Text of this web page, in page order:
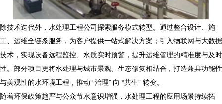
除技术迭代外，水处理工程公司探索服务模式转型。通过整合设计、施
工、运维全链条服务，为客户提供一站式解决方案；引入物联网与大数据
技术，实现设备远程监控、水质实时预警，提升运维管理的精准度与及时
性。部分项目更将水处理与城市景观、生态修复相结合，打造兼具功能性
与美观性的水环境工程，推动 “治理” 向 “共生” 转变。
随着环保政策趋严与公众节水意识增强，水处理工程的应用场景持续拓